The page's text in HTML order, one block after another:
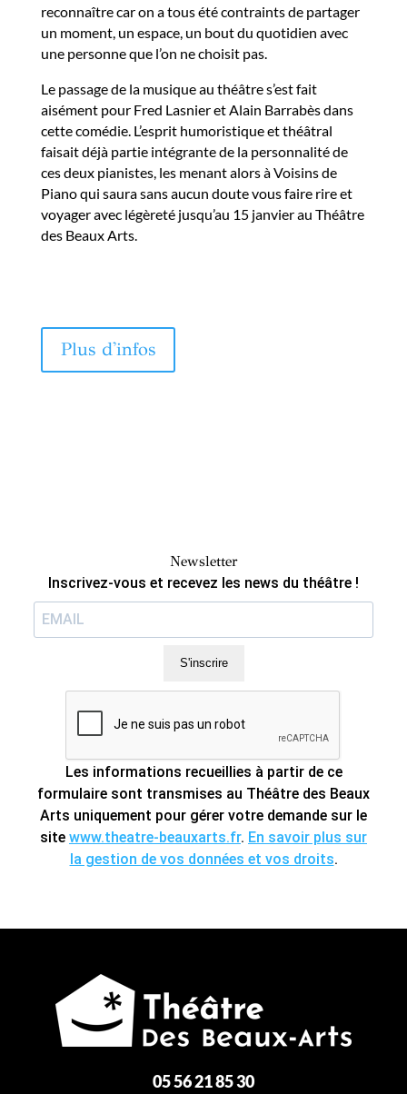
reconnaître car on a tous été contraints de partager
un moment, un espace, un bout du quotidien avec
une personne que l’on ne choisit pas.
Le passage de la musique au théâtre s’est fait
aisément pour Fred Lasnier et Alain Barrabès dans
cette comédie. L’esprit humoristique et théâtral
faisait déjà partie intégrante de la personnalité de
ces deux pianistes, les menant alors à Voisins de
Piano qui saura sans aucun doute vous faire rire et
voyager avec légèreté jusqu’au 15 janvier au Théâtre
des Beaux Arts.
Plus d'infos
Newsletter
Inscrivez-vous et recevez les news du théâtre !
S'inscrire
Les informations recueillies à partir de ce
formulaire sont transmises au Théâtre des Beaux
Arts uniquement pour gérer votre demande sur le
site www.theatre-beauxarts.fr. En savoir plus sur
la gestion de vos données et vos droits.
05 56 21 85 30